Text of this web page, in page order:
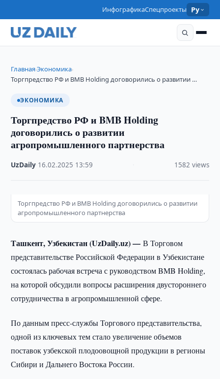
ИнфографикаСпецпроекты Ру
Главная›Экономика›
Торгпредство РФ и BMB Holding договорились о развитии …
ЭКОНОМИКА
Торгпредство РФ и BMB Holding
договорились о развитии
агропромышленного партнерства
UzDaily 16.02.2025 13:59 1582 views
Торгпредство РФ и BMB Holding договорились о развитии
агропромышленного партнерства
Ташкент, Узбекистан (UzDaily.uz) —В Торговом
представительстве Российской Федерации в Узбекистане
состоялась рабочая встреча с руководством BMB Holding,
на которой обсудили вопросы расширения двустороннего
сотрудничества в агропромышленной сфере.
По данным пресс-службы Торгового представительства,
одной из ключевых тем стало увеличение объемов
поставок узбекской плодоовощной продукции в регионы
Сибири и Дальнего Востока России.